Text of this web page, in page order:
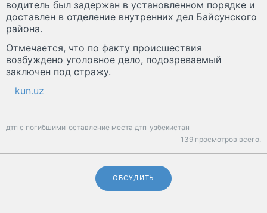
водитель был задержан в установленном порядке и
доставлен в отделение внутренних дел Байсунского
района.
Отмечается, что по факту происшествия
возбуждено уголовное дело, подозреваемый
заключен под стражу.
kun.uz
дтп с погибшими оставление места дтп узбекистан
139 просмотров всего.
ОБСУДИТЬ